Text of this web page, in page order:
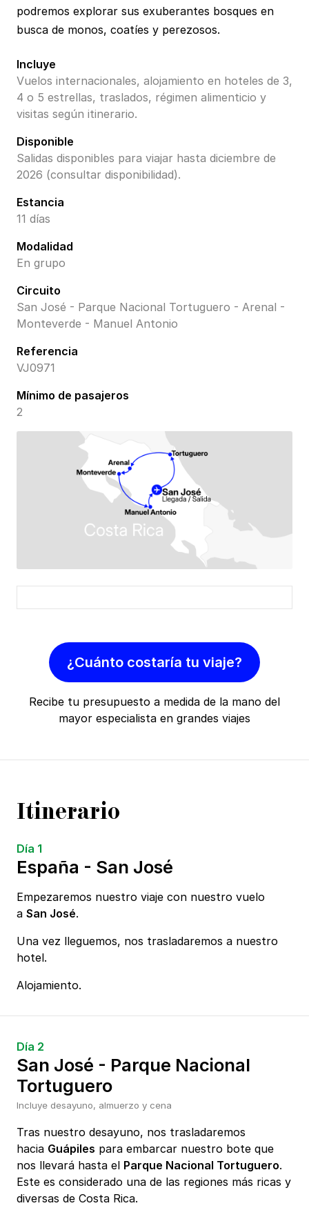
podremos explorar sus exuberantes bosques en
busca de monos, coatíes y perezosos.
Incluye
Vuelos internacionales, alojamiento en hoteles de 3,
4 o 5 estrellas, traslados, régimen alimenticio y
visitas según itinerario.
Disponible
Salidas disponibles para viajar hasta diciembre de
2026 (consultar disponibilidad).
Estancia
11 días
Modalidad
En grupo
Circuito
San José - Parque Nacional Tortuguero - Arenal -
Monteverde - Manuel Antonio
Referencia
VJ0971
Mínimo de pasajeros
2
¿Cuánto costaría tu viaje?
Recibe tu presupuesto a medida de la mano del
mayor especialista en grandes viajes
Itinerario
Día 1
España - San José
Empezaremos nuestro viaje con nuestro vuelo
a San José.
Una vez lleguemos, nos trasladaremos a nuestro
hotel.
Alojamiento.
Día 2
San José - Parque Nacional
Tortuguero
Incluye desayuno, almuerzo y cena
Tras nuestro desayuno, nos trasladaremos
hacia Guápiles para embarcar nuestro bote que
nos llevará hasta el Parque Nacional Tortuguero.
Este es considerado una de las regiones más ricas y
diversas de Costa Rica.